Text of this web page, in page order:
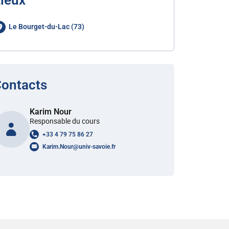
Le Bourget-du-Lac (73)
Karim Nour
Responsable du cours
+33 4 79 75 86 27
Karim.Nour@univ-savoie.fr